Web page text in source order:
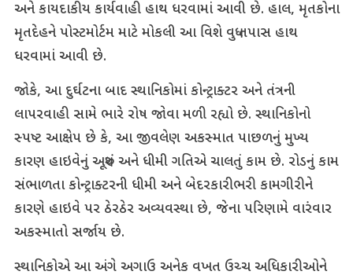
અને કાયદાકીય કાર્યવાહી હાથ ધરવામાં આવી છે. હાલ, મૃતકોના
મૃતદેહને પોસ્ટમોર્ટમ માટે મોકલી આ વિશે વધુ તપાસ હાથ
ધરવામાં આવી છે.
જોકે, આ દુર્ઘટના બાદ સ્થાનિકોમાં કોન્ટ્રાક્ટર અને તંત્રની
લાપરવાહી સામે ભારે રોષ જોવા મળી રહ્યો છે. સ્થાનિકોનો
સ્પષ્ટ આક્ષેપ છે કે, આ જીવલેણ અકસ્માત પાછળનું મુખ્ય
કારણ હાઇવેનું અધૂરું અને ધીમી ગતિએ ચાલતું કામ છે. રોડનું કામ
સંભાળતા કોન્ટ્રાક્ટરની ધીમી અને બેદરકારીભરી કામગીરીને
કારણે હાઇવે પર ઠેરઠેર અવ્યવસ્થા છે, જેના પરિણામે વારંવાર
અકસ્માતો સર્જાય છે.
સ્થાનિકોએ આ અંગે અગાઉ અનેક વખત ઉચ્ચ અધિકારીઓને